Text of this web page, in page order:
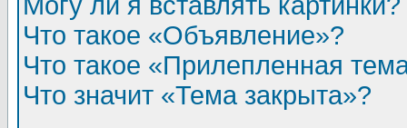
Что такое «Объявление»?
Что такое «Прилепленная
Что значит «Тема закрыта»?